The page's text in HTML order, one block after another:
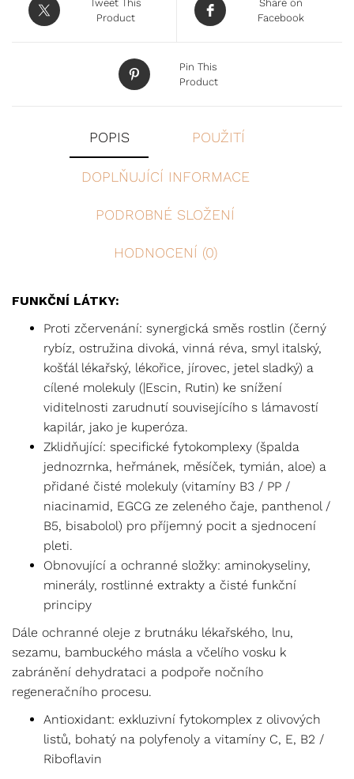
Tweet This
Product
Share on
Facebook
Pin This
Product
POPIS POUŽITÍ
DOPLŇUJÍCÍ INFORMACE
PODROBNÉ SLOŽENÍ
HODNOCENÍ (0)
FUNKČNÍ LÁTKY:
Proti zčervenání: synergická směs rostlin (černý
rybíz, ostružina divoká, vinná réva, smyl italský,
košťál lékařský, lékořice, jírovec, jetel sladký) a
cílené molekuly (|Escin, Rutin) ke snížení
viditelnosti zarudnutí souvisejícího s lámavostí
kapilár, jako je kuperóza.
Zklidňující: specifické fytokomplexy (špalda
jednozrnka, heřmánek, měsíček, tymián, aloe) a
přidané čisté molekuly (vitamíny B3 / PP /
niacinamid, EGCG ze zeleného čaje, panthenol /
B5, bisabolol) pro příjemný pocit a sjednocení
pleti.
Obnovující a ochranné složky: aminokyseliny,
minerály, rostlinné extrakty a čisté funkční
principy
Dále ochranné oleje z brutnáku lékařského, lnu,
sezamu, bambuckého másla a včelího vosku k
zabránění dehydrataci a podpoře nočního
regeneračního procesu.
Antioxidant: exkluzivní fytokomplex z olivových
listů, bohatý na polyfenoly a vitamíny C, E, B2 /
Riboflavin